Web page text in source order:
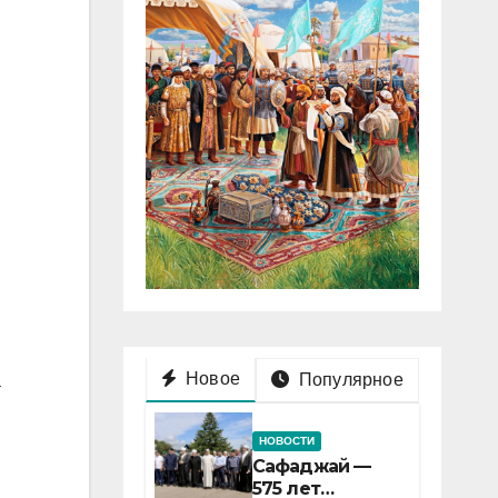
Новое Популярное
НОВОСТИ
Сафаджай —
575 лет